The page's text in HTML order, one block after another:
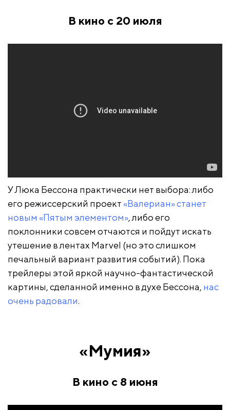
В кино с 20 июля
У Люка Бессона практически нет выбора: либо
его режиссерский проект «Валериан» станет
новым «Пятым элементом», либо его
поклонники совсем отчаются и пойдут искать
утешение в лентах Marvel (но это слишком
печальный вариант развития событий). Пока
трейлеры этой яркой научно-фантастической
картины, сделанной именно в духе Бессона, нас
очень радовали.
«Мумия»
В кино с 8 июня